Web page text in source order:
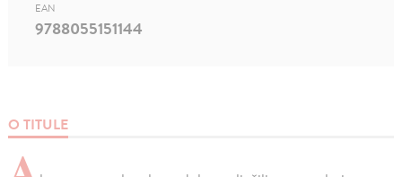
O TITULE
EAN
9788055151144